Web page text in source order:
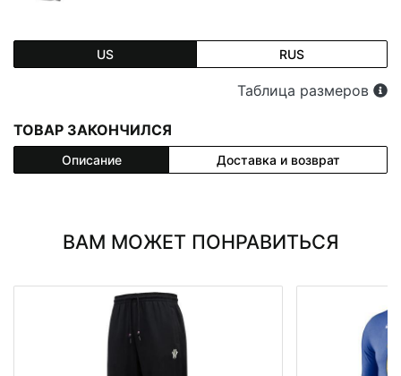
US RUS
Таблица размеров
ТОВАР ЗАКОНЧИЛСЯ
Описание Доставка и возврат
ВАМ МОЖЕТ ПОНРАВИТЬСЯ